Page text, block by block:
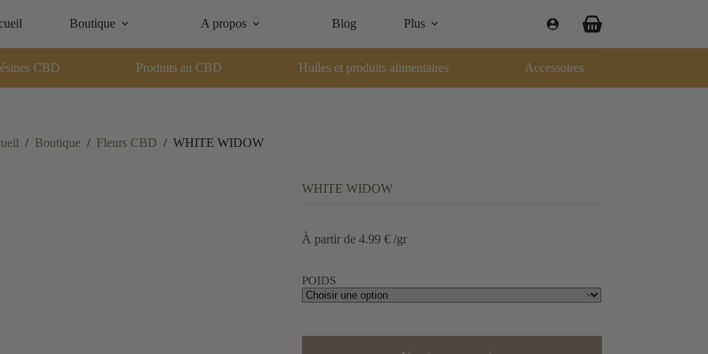
Boutique A propos Blog Plus
Panier
CBD Produits au CBD Huiles et produits alimentaires Accessoires
/ Boutique / Fleurs CBD / WHITE WIDOW
WHITE WIDOW
À partir de 4.99 € /gr
POIDS